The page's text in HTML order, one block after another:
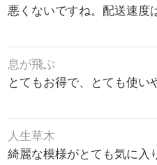
悪くないですね。配送速度
息が飛ぶ
とてもお得で、とても使い
人生草木
綺麗な模様がとても気に入